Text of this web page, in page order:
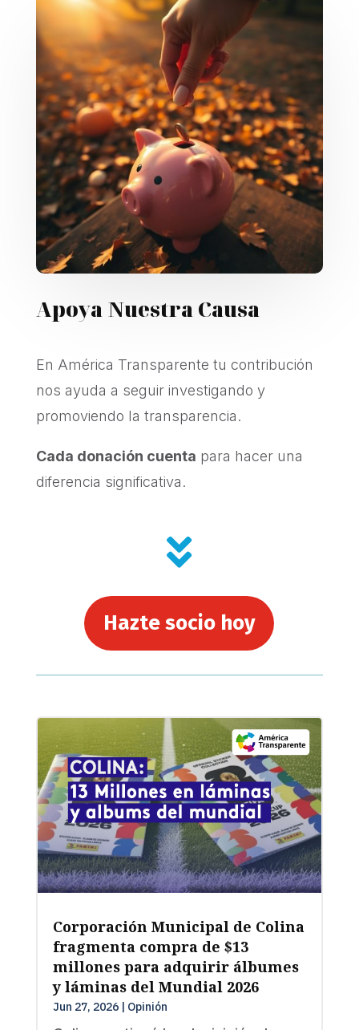
Apoya Nuestra Causa
En América Transparente tu contribución
nos ayuda a seguir investigando y
promoviendo la transparencia.
Cada donación cuenta para hacer una
diferencia significativa.

Hazte socio hoy
Corporación Municipal de Colina
fragmenta compra de $13
millones para adquirir álbumes
y láminas del Mundial 2026
Jun 27, 2026| Opinión